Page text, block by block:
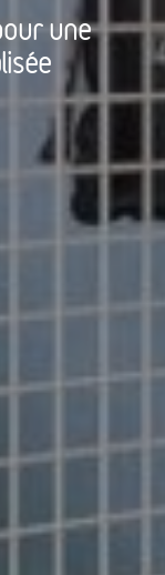
une